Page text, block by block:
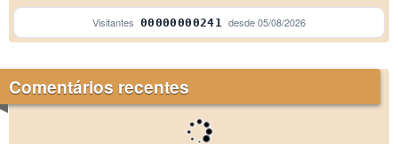
Visitantes 00000000241 desde05/08/2026
Comentários recentes